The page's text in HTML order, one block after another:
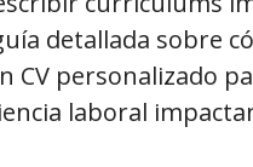
detallada sobre
CV personalizado
laboral